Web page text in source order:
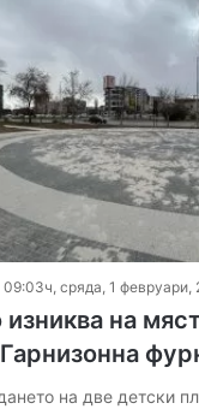
09:03ч, сряда, 1 февруари,
на
на две детски